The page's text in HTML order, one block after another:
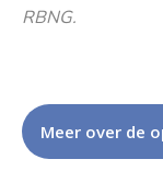
RBNG.
Meer over de